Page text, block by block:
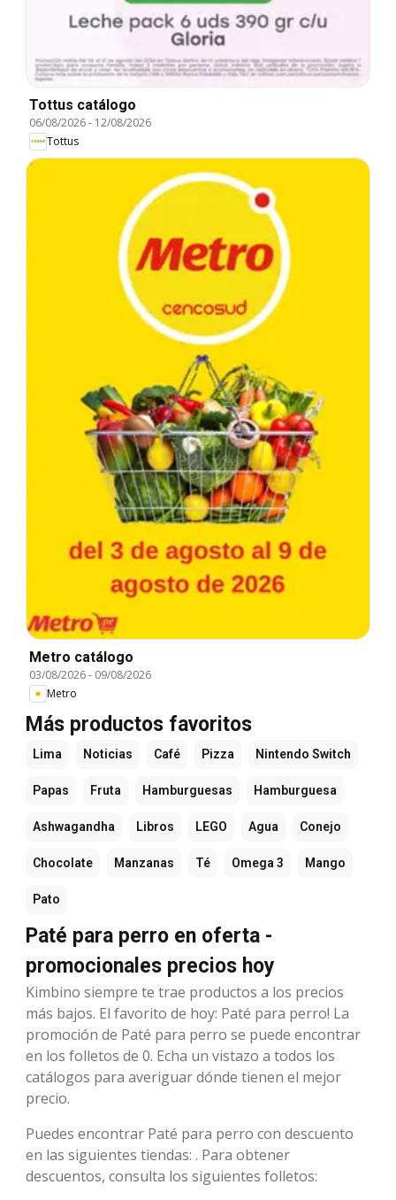
Tottus catálogo
06/08/2026- 12/08/2026
Tottus
Metro catálogo
03/08/2026- 09/08/2026
Metro
Más productos favoritos
Lima Noticias Café Pizza Nintendo Switch
Papas Fruta Hamburguesas Hamburguesa
Ashwagandha Libros LEGO Agua Conejo
Chocolate Manzanas Té Omega 3 Mango
Pato
Paté para perro en oferta -
promocionales precios hoy
Kimbino siempre te trae productos a los precios
más bajos. El favorito de hoy: Paté para perro! La
promoción de Paté para perro se puede encontrar
en los folletos de 0. Echa un vistazo a todos los
catálogos para averiguar dónde tienen el mejor
precio.
Puedes encontrar Paté para perro con descuento
en las siguientes tiendas: . Para obtener
descuentos, consulta los siguientes folletos: